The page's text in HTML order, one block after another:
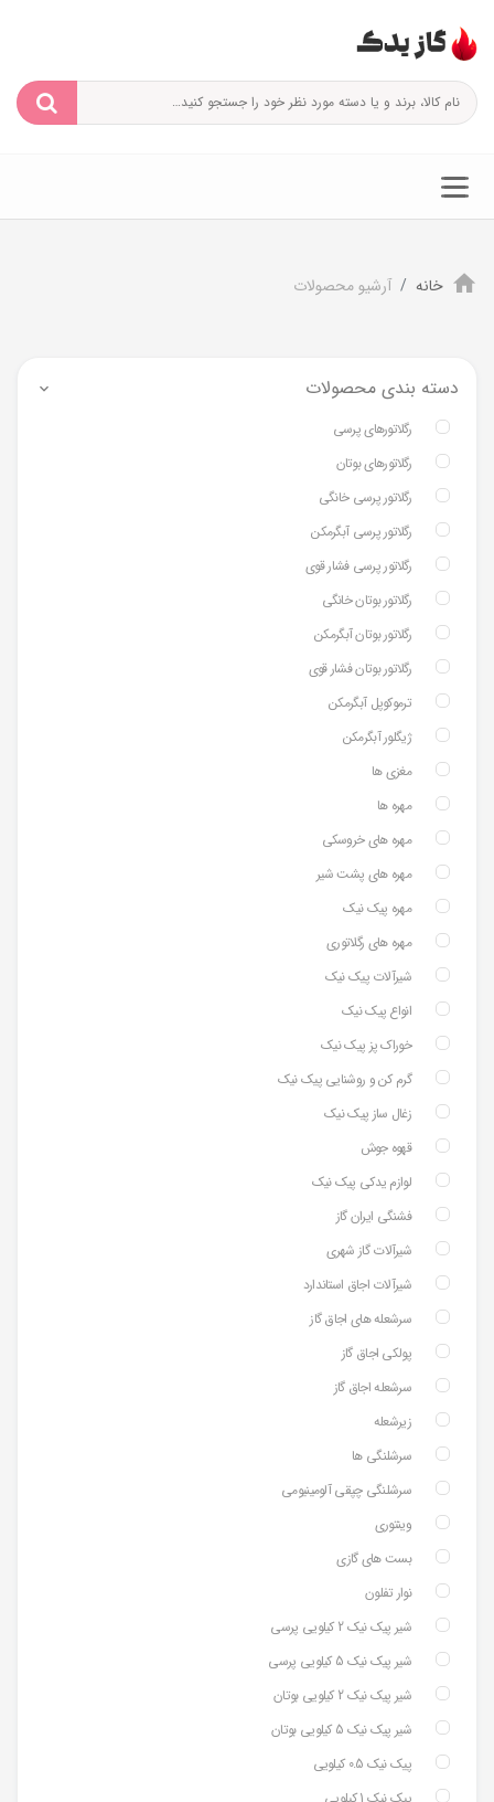
خانه آرشیو محصولات
دسته بندی محصولات
رگلاتورهای پرسی
رگلاتورهای بوتان
رگلاتور پرسی خانگی
رگلاتور پرسی آبگرمکن
رگلاتور پرسی فشار قوی
رگلاتور بوتان خانگی
رگلاتور بوتان آبگرمکن
رگلاتور بوتان فشار قوی
ترموکوپل آبگرمکن
ژیگلور آبگرمکن
مغزی ها
مهره ها
مهره های خروسکی
مهره های پشت شیر
مهره پیک نیک
مهره های رگلاتوری
شیرآلات پیک نیک
انواع پیک نیک
خوراک پز پیک نیک
گرم کن و روشنایی پیک نیک
زغال ساز پیک نیک
قهوه جوش
لوازم یدکی پیک نیک
فشنگی ایران گاز
شیرآلات گاز شهری
شیرآلات اجاق استاندارد
سرشعله های اجاق گاز
پولکی اجاق گاز
سرشعله اجاق گاز
زیرشعله
سرشلنگی ها
سرشلنگی چپقی آلومینیومی
وینتوری
بست های گازی
نوار تفلون
شیر پیک نیک 2 کیلویی پرسی
شیر پیک نیک 5 کیلویی پرسی
شیر پیک نیک 2 کیلویی بوتان
شیر پیک نیک 5 کیلویی بوتان
پیک نیک 0.5 کیلویی